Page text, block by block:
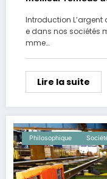
Introduction
e dans nos sociétés
mme…
Lire la suite
Philosophique